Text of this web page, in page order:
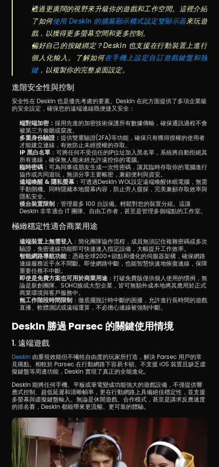
透過更廣闊的視野來升級你的遊戲和工作空間。這裡介紹
了如何使用 DeskIn 的擴展顯示模式設定雙顯示器來玩遊
戲，以獲得更多螢幕空間和更多控制。
偏好自己的按鍵綁定？DeskIn 也支援在行動裝置上進行
個人化輸入。了解如何在手機上設定自訂遊戲鍵盤和熱
鍵，以複製你的完整桌面設定。
進階安全性與控制
安全性在 DeskIn 也是優先考慮的要素。DeskIn 在此方面提供了多項企業級
的安全設定，確保您的遠端連線既便捷又安全：
端對端加密： 採用先進的加密技術保護所有數據傳輸，確保通訊過程不會
被第三方偷聽或竄改。
多重身份驗證： 提供雙重驗證(2FA)等功能，確保只有獲得授權的使用者
才能建立連線，有效防止未經授權的存取。
IP 黑白名單 ：可將任何不受信任的IP位址加入黑名單，系統將自動拒絕其
所有連線，確保無人能未經允許遠控你的電腦。
臨時密碼 ：可為同事或朋友生成一次性密碼，讓其臨時存取你的電腦進行
協作或共同遊玩，無須分享主要帳密，兼顧便利與資安。
遠端喚醒 & 隱私螢幕 ：可透過DeskIn WOL設定遠端喚醒休眠電腦，無需
手動開機。同時隱藏本地螢幕內容，防止旁人窺探，完美兼顧存取效率與
隱私安全。
後台裝置限制 ：管理最多 100 台設備。輕鬆對您的裝置分組。這讓
DeskIn 非常適合 IT 團隊、自由工作者，甚至是管理多個端點的工作室。
極緻穩定性適合商業用途
遠端裝置上無需登入 ：簡化團隊協作流程，成員無須記住複雜密碼或多次
驗證，免密連線功能即可快速連入指定設備，大幅提升工作效率。
智能網路導航功能：憑藉全球200+節點和優化的伺服器架構，確保網路
連線服務近乎永不間斷。即使網路中斷，也能智慧快速地恢復連線，保障
重要任務不中斷。
即使是免費方案也可用於商業用途 ：打破免費版僅供個人使用的慣例，無
論是新創團隊、SOHO族或大型企業，皆可無額外成本地將其應用於正式
商業環境與客戶服務中。
無工作階段時間限制 ：徹底擺脫計時中斷的困擾，允許進行長時間的遊戲
直播、軟體測試或遠端運算，不必擔心連線被強制中斷。
DeskIn 勝過 Parsec 的關鍵使用情境
1. 遠端遊戲
DeskIn 由重視效能但不犧牲自由度的玩家所打造，解決 Parsec 用戶的常
見痛點。相較於 Parsec 在行動網路下容易卡頓、不支援 iOS 裝置且缺乏虛
擬鍵盤等周邊功能，DeskIn 實現了真正的全能進化。
DeskIn 能將任何手機、平板或筆電變成功能強大的遊戲設備，不僅提供響
應式控制、超低延遲和清晰幀率，更在行動網路上具備絕佳穩定性，並支援
多螢幕與虛擬鍵盤輸入。無論是休閒遊戲、合作模式，甚至是講求反應速度
的排名賽，DeskIn 都能帶來更流暢、更可靠的體驗。